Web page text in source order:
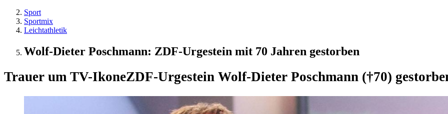
Sport
Sportmix
Leichtathletik
Wolf-Dieter Poschmann: ZDF-Urgestein mit 70 Jahren gestorben
Trauer um TV-IkoneZDF-Urgestein Wolf-Dieter Poschmann (†70)